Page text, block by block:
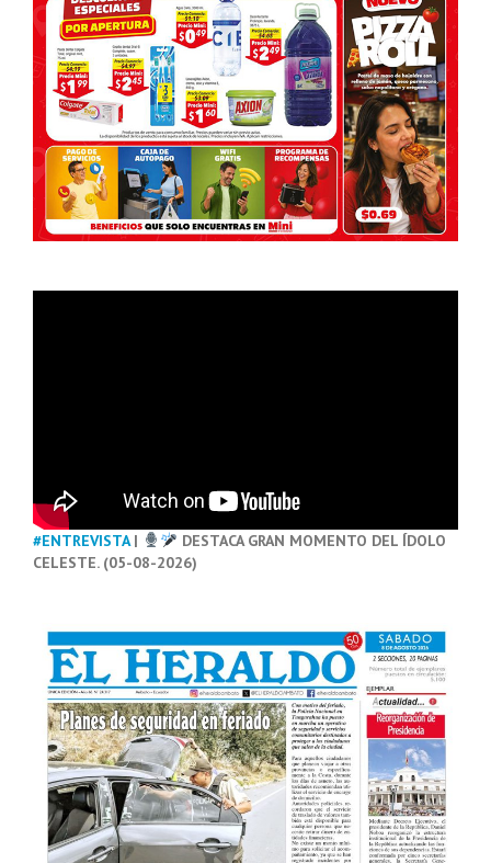
#ENTREVISTA|
DESTACA GRAN MOMENTO DEL ÍDOLO
CELESTE. (05-08-2026)